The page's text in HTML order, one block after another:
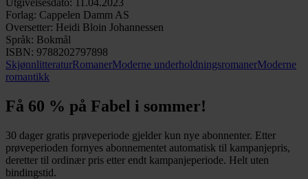
Utgivelsesdato: 11.04.2023
Forlag: Cappelen Damm AS
Oversetter: Heidi Bloin Johannessen
Språk: Bokmål
ISBN: 9788202797898
SkjønnlitteraturRomanerModerne underholdningsromanerModerne
romantikk
Få 60 % på Fabel i sommer!
30 dager gratis prøveperiode gjelder kun nye abonnenter. Etter
prøveperioden fornyes abonnementet automatisk til kampanjepris,
deretter til ordinær pris etter endt kampanjeperiode. Helt uten
bindingstid.